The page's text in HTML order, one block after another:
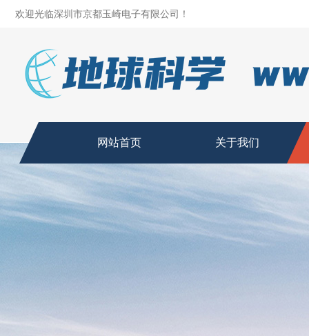
欢迎光临深圳市京都玉崎电子有限公司！
网站首页 关于我们